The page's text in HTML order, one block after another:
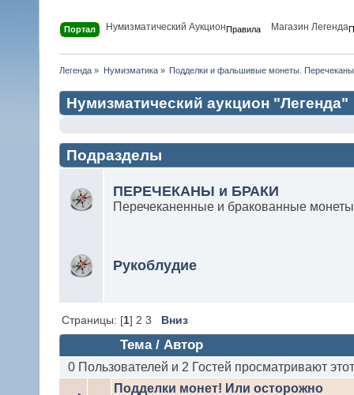
Портал Нумизматический АукционПравила Магазин Легенда
Легенда » Нумизматика» Подделки и фальшивые монеты.
Нумизматический аукцион "Легенда"
Подразделы
ПЕРЕЧЕКАНЫ и БРАКИ
Перечеканенные и бракованные монеты
Рукоблудие
Страницы: [1] 2 3 Вниз
Тема/ Автор
0 Пользователей и 2 Гостей просматривают
Подделки монет! Или осторожно